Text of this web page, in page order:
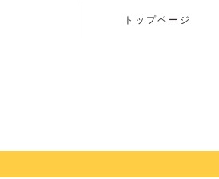
トップページ